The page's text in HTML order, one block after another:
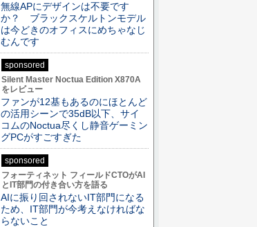
無線APにデザインは不要です
か？ ブラックスケルトンモデル
は今どきのオフィスにめちゃなじ
むんです
sponsored
Silent Master Noctua Edition X870A
をレビュー
ファンが12基もあるのにほとんど
の活用シーンで35dB以下、サイ
コムのNoctua尽くし静音ゲーミン
グPCがすごすぎた
sponsored
フォーティネット フィールドCTOがAI
とIT部門の付き合い方を語る
AIに振り回されないIT部門になる
ため、IT部門が今考えなければな
らないこと